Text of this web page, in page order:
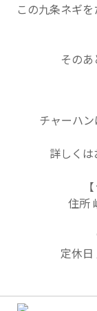
この九条ネギ
そのあ
チャーハン
詳しく
住所
定休